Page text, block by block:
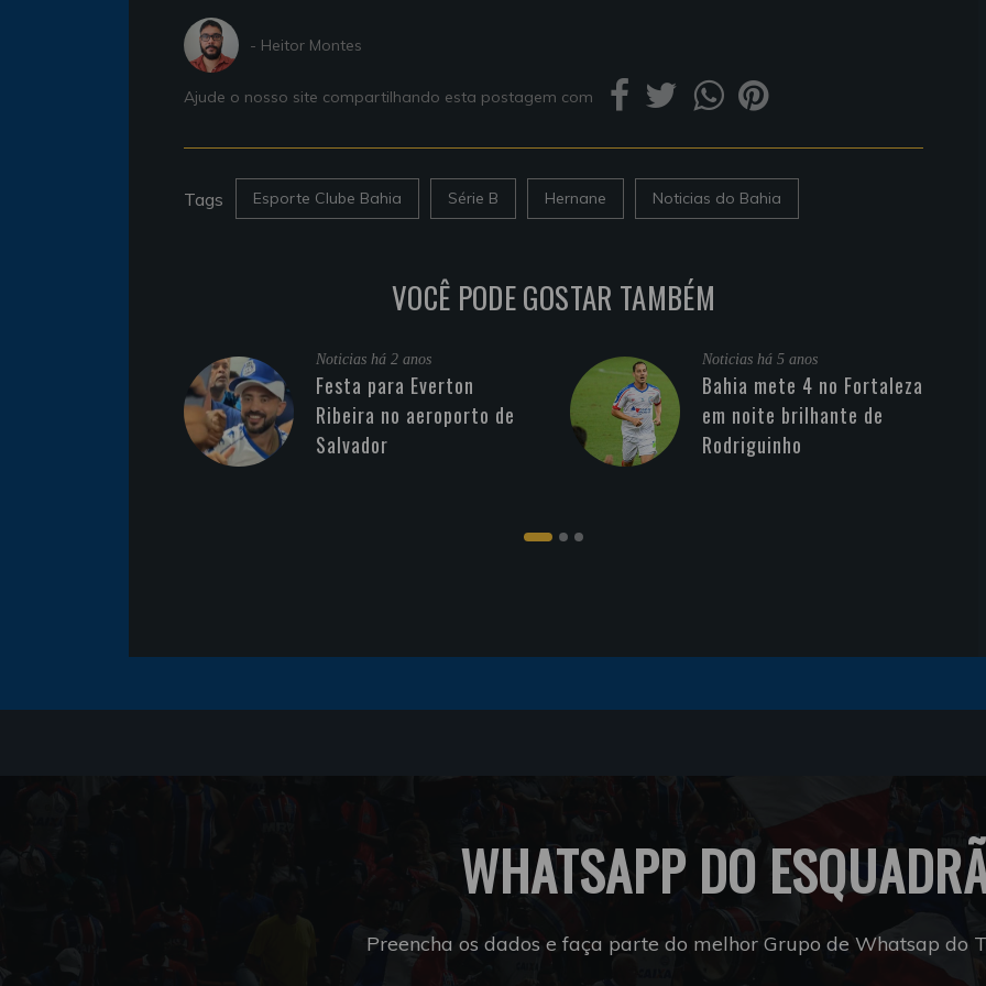
- Heitor Montes
Ajude o nosso site compartilhando esta postagem com
Tags Esporte Clube Bahia Série B Hernane Noticias do Bahia
VOCÊ PODE GOSTAR TAMBÉM
Noticias há 2 anos
Festa para Everton
Ribeira no aeroporto de
Salvador
Noticias há 5 anos
Bahia mete 4 no Fortaleza
em noite brilhante de
Rodriguinho
WHATSAPP DO
Preencha os dados e faça parte do melhor Grupo de Whatsap do